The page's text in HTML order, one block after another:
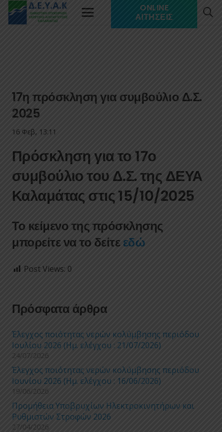
ONLINE
ΑΙΤΉΣΕΙΣ
17η πρόσκληση για συμβούλιο Δ.Σ.
2025
16 Φεβ, 13:11
Πρόσκληση για το 17ο
συμβούλιο του Δ.Σ. της ΔΕΥΑ
Καλαμάτας στις 15/10/2025
Το κείμενο της πρόσκλησης
μπορείτε να το δείτεεδώ
Post Views: 0
Πρόσφατα άρθρα
Έλεγχος ποιότητας νερών κολύμβησης περιόδου
Ιουλίου 2026 (Ημ. ελέγχου : 21/07/2026)
24/07/2026
Έλεγχος ποιότητας νερών κολύμβησης περιόδου
Ιουνίου 2026 (Ημ. ελέγχου : 16/06/2026)
19/06/2026
Προμήθεια Υποβρυχίων Ηλεκτροκινητήρων και
Ρυθμιστών Στροφών 2026
27/04/2026